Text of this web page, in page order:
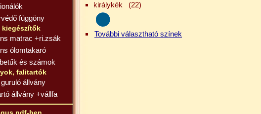
királykék (22)
További választható színek
függöny
kiegészítők
matrac +ri.zsák
ólomtakaró
és számok
falitartók
állvány
állvány +vállfa